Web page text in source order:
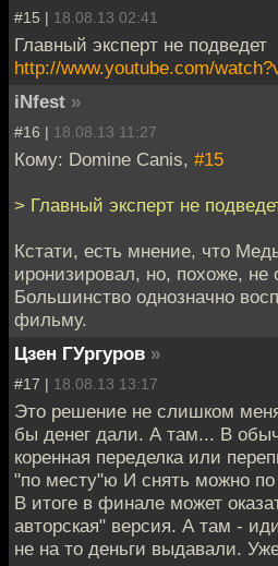
#15 | 18.08.13 02:41
Главный эксперт не подведет
http://www.youtube.com/
iNfest »
#16 | 18.08.13 11:27
Кому: Domine Canis, #15
> Главный эксперт не
Кстати, есть мнение, что
иронизировал, но, похоже, не
Большинство однозначно
фильму.
Цзен ГУргуров »
#17 | 18.08.13 13:17
Это решение не слишком
бы денег дали. А там... В
коренная переделка или
"по месту"ю И снять можно по
В итоге в финале может
авторская" версия. А там -
не на то деньги выдавали.